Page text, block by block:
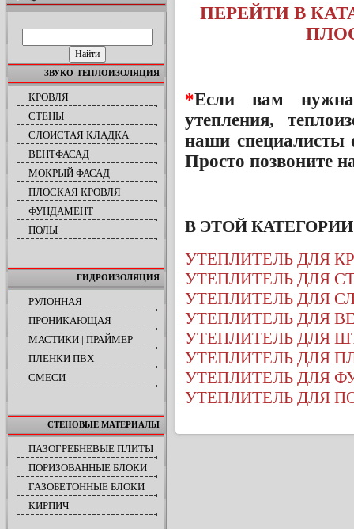
ЗВУКО-ТЕПЛОИЗОЛЯЦИЯ
КРОВЛЯ
СТЕНЫ
СЛОИСТАЯ КЛАДКА
ВЕНТФАСАД
МОКРЫЙ ФАСАД
ПЛОСКАЯ КРОВЛЯ
ФУНДАМЕНТ
ПОЛЫ
ГИДРОИЗОЛЯЦИЯ
РУЛОННАЯ
ПРОНИКАЮЩАЯ
МАСТИКИ | ПРАЙМЕР
ПЛЕНКИ ПВХ
СМЕСИ
СТЕНОВЫЕ МАТЕРИАЛЫ
ПАЗОГРЕБНЕВЫЕ ПЛИТЫ
ПОРИЗОВАННЫЕ БЛОКИ
ГАЗОБЕТОННЫЕ БЛОКИ
КИРПИЧ
ПЕРЕЙТИ В
*Если вам нужна
утепления,
наши специалисты
Просто
В ЭТОЙ
УТЕПЛИТЕЛЬ ДЛЯ
УТЕПЛИТЕЛЬ ДЛЯ
УТЕПЛИТЕЛЬ ДЛЯ
УТЕПЛИТЕЛЬ ДЛЯ
УТЕПЛИТЕЛЬ ДЛЯ
УТЕПЛИТЕЛЬ ДЛЯ
УТЕПЛИТЕЛЬ ДЛЯ
УТЕПЛИТЕЛЬ ДЛЯ